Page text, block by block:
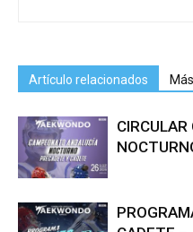
Artículo relacionados